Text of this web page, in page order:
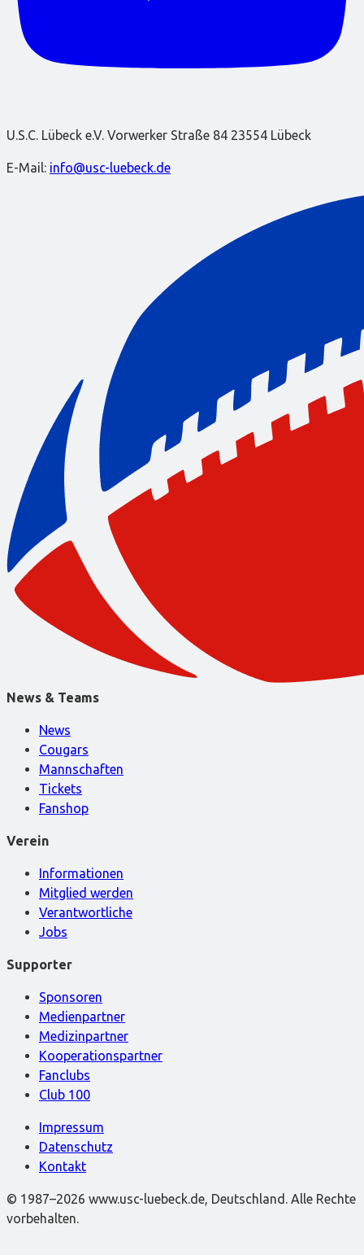
U.S.C. Lübeck e.V. Vorwerker Straße 84 23554 Lübeck
E-Mail: info@usc-luebeck.de
News & Teams
News
Cougars
Mannschaften
Tickets
Fanshop
Verein
Informationen
Mitglied werden
Verantwortliche
Jobs
Supporter
Sponsoren
Medienpartner
Medizinpartner
Kooperationspartner
Fanclubs
Club 100
Impressum
Datenschutz
Kontakt
© 1987–2026 www.usc-luebeck.de, Deutschland. Alle Rechte
vorbehalten.